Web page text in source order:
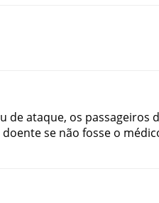
deataque, os passageiros
doentese não fosse o